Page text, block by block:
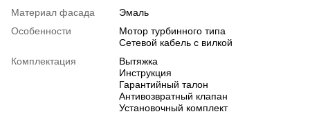
Материал фасада
Эмаль
Особенности
Мотор турбинного типа
Сетевой кабель с вилкой
Комплектация
Вытяжка
Инструкция
Гарантийный талон
Антивозвратный клапан
Установочный комплект